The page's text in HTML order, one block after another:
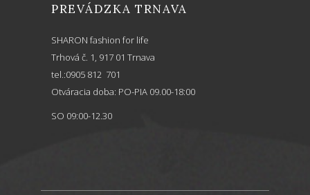
PREVÁDZKA TRNAVA
SHARON fashion for life
Trhová č. 1, 917 01 Trnava
tel.:0905 812 701
Otváracia doba: PO-PIA 09.00-18:00
SO 09:00-12.30